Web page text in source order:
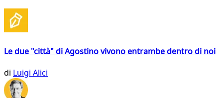
Le due "città" di Agostino vivono entrambe dentro di noi
di Luigi Alici